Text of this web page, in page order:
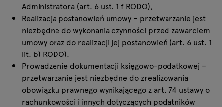
Administratora (art. 6 ust. 1 f RODO),
Realizacja postanowień umowy – przetwarzanie jest
niezbędne do wykonania czynności przed zawarciem
umowy oraz do realizacji jej postanowień (art. 6 ust. 1
lit. b) RODO).
Prowadzenie dokumentacji księgowo-podatkowej –
przetwarzanie jest niezbędne do zrealizowania
obowiązku prawnego wynikającego z art. 74 ustawy o
rachunkowości i innych dotyczących podatników